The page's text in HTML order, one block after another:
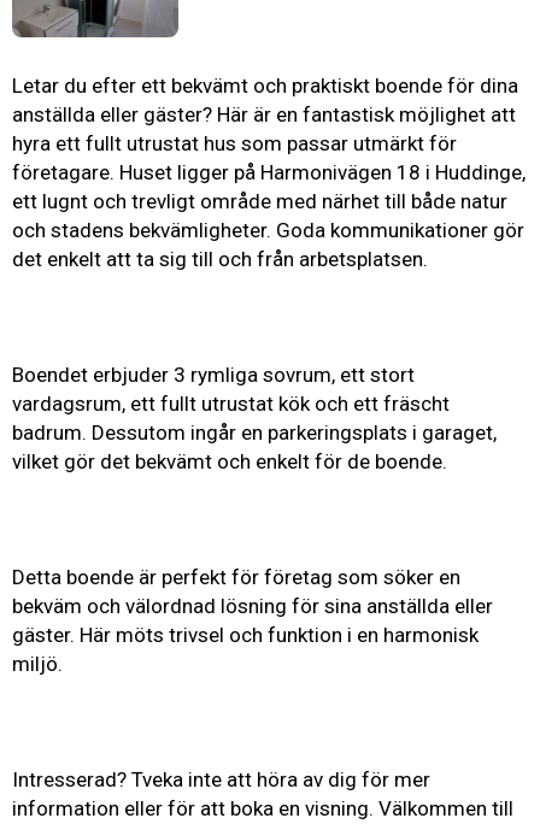
Letar du efter ett bekvämt och praktiskt boende för dina
anställda eller gäster? Här är en fantastisk möjlighet att
hyra ett fullt utrustat hus som passar utmärkt för
företagare. Huset ligger på Harmonivägen 18 i Huddinge,
ett lugnt och trevligt område med närhet till både natur
och stadens bekvämligheter. Goda kommunikationer gör
det enkelt att ta sig till och från arbetsplatsen.
Boendet erbjuder 3 rymliga sovrum, ett stort
vardagsrum, ett fullt utrustat kök och ett fräscht
badrum. Dessutom ingår en parkeringsplats i garaget,
vilket gör det bekvämt och enkelt för de boende.
Detta boende är perfekt för företag som söker en
bekväm och välordnad lösning för sina anställda eller
gäster. Här möts trivsel och funktion i en harmonisk
miljö.
Intresserad? Tveka inte att höra av dig för mer
information eller för att boka en visning. Välkommen till